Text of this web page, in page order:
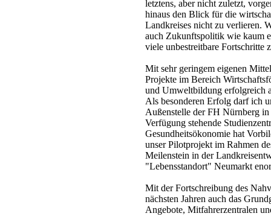
letztens, aber nicht zuletzt,
hinaus den Blick für die
Landkreises nicht zu verlieren.
auch Zukunftspolitik wie kaum
viele unbestreitbare Fortschritte
Mit sehr geringem eigenen
Projekte im Bereich
und Umweltbildung erfolgreich
Als besonderen Erfolg darf ich
Außenstelle der FH Nürnberg
Verfügung stehende
Gesundheitsökonomie hat
unser Pilotprojekt im Rahmen
Meilenstein in der
"Lebensstandort" Neumarkt
Mit der Fortschreibung des
nächsten Jahren auch das
Angebote, Mitfahrerzentralen